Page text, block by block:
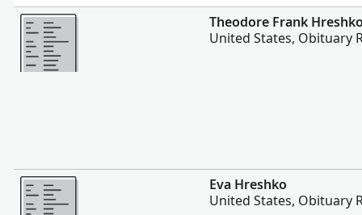
Enemmän
Theodore Frank
United States, Obituary
Enemmän
Eva Hreshko
United States, Obituary